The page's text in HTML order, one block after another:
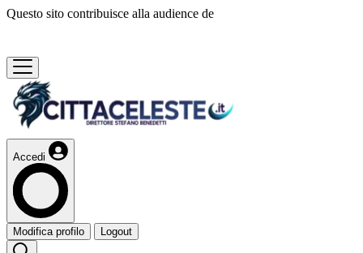
Questo sito contribuisce alla audience de
Accedi
Modifica profilo Logout